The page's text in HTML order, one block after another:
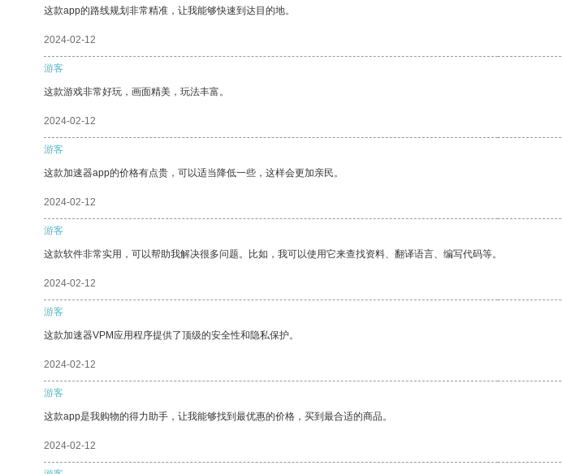
这款app的路线规划非常精准，让我能够快速到达目的地。
2024-02-12
游客
这款游戏非常好玩，画面精美，玩法丰富。
2024-02-12
游客
这款加速器app的价格有点贵，可以适当降低一些，这样会更加亲民。
2024-02-12
游客
这款软件非常实用，可以帮助我解决很多问题。比如，我可以使用它来查找资料、翻译语言、编写代码等。
2024-02-12
游客
这款加速器VPM应用程序提供了顶级的安全性和隐私保护。
2024-02-12
游客
这款app是我购物的得力助手，让我能够找到最优惠的价格，买到最合适的商品。
2024-02-12